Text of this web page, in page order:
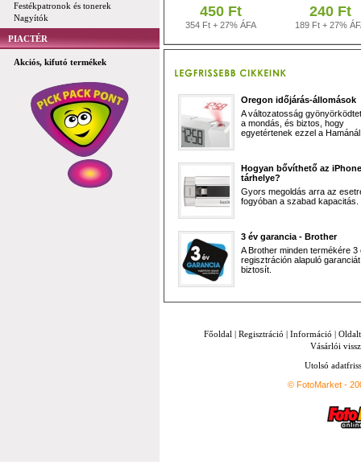
Festékpatronok és tonerek
Nagyítók
PIACTÉR
Akciós, kifutó termékek
450 Ft
354 Ft + 27% ÁFA
240 Ft
189 Ft + 27%
Oregon időjárás-állomások
A változatosság
a mondás, és biztos, hogy
egyetértenek ezzel a
Hogyan bővíthető az iPhone
tárhelye?
Gyors megoldás arra az
fogyóban a szabad kapacitás.
3 év garancia - Brother
A Brother minden termékére 3
regisztráción alapuló garanciát
biztosít.
Főoldal | Regisztráció | Információ |
Vásárlói
Utolsó
© FotoMarket -